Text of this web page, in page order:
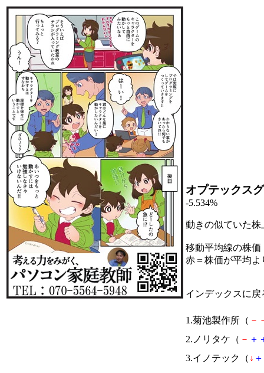
オプテックス
-5.534%
動きの似ていた
移動平均線の株価
赤＝株価が平均
インデックスに戻
1.菊池製作所（ －
2.ノリタケ（ － ＋
3.イノテック（ ↓ ＋